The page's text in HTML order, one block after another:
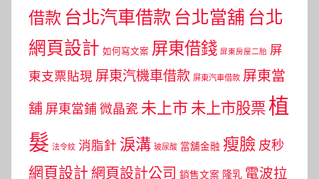
借款 台北汽車借款 台北當舖 台北
網頁設計 如何寫文案 屏東借錢 屏東房屋二胎 屏
東支票貼現 屏東汽機車借款 屏東汽車借款 屏東當
舖 屏東當鋪 微晶瓷 未上市 未上市股票植
髮 法令紋 消脂針 淚溝 玻尿酸 當舖金融 瘦臉 皮秒
網頁設計 網頁設計公司 銷售文案 隆乳 電波拉